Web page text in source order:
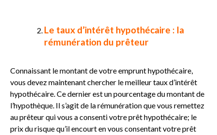
Le taux d’intérêt hypothécaire : la
rémunération du prêteur
Connaissant le montant de votre emprunt hypothécaire,
vous devez maintenant chercher le meilleur taux d’intérêt
hypothécaire. Ce dernier est un pourcentage du montant de
l’hypothèque. Il s’agit de la rémunération que vous remettez
au prêteur qui vous a consenti votre prêt hypothécaire; le
prix du risque qu’il encourt en vous consentant votre prêt